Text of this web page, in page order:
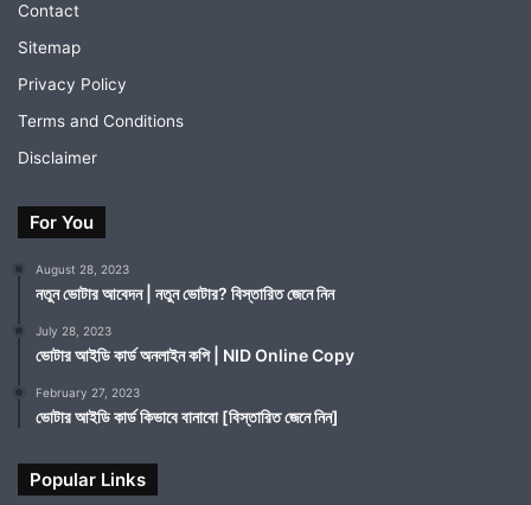
Contact
Sitemap
Privacy Policy
Terms and Conditions
Disclaimer
For You
August 28, 2023
নতুন ভোটার আবেদন | নতুন ভোটার? বিস্তারিত জেনে নিন
July 28, 2023
ভোটার আইডি কার্ড অনলাইন কপি | NID Online Copy
February 27, 2023
ভোটার আইডি কার্ড কিভাবে বানাবো [বিস্তারিত জেনে নিন]
Popular Links